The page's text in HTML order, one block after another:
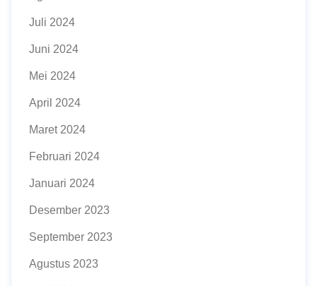
Juli 2024
Juni 2024
Mei 2024
April 2024
Maret 2024
Februari 2024
Januari 2024
Desember 2023
September 2023
Agustus 2023